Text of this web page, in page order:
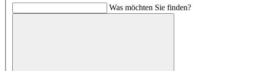
Was möchten Sie finden?